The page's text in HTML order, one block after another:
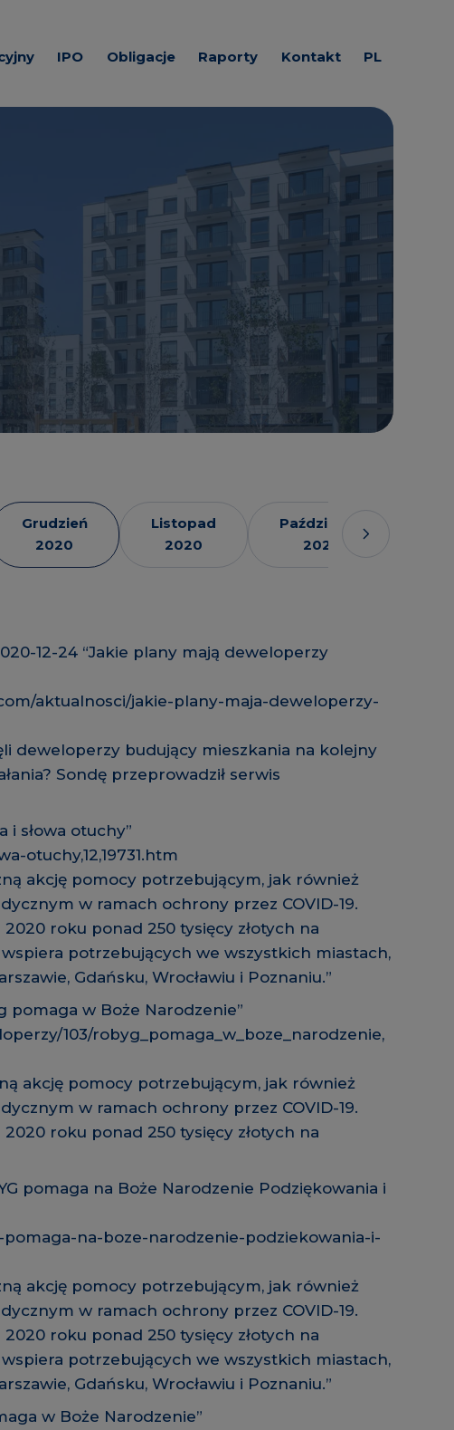
Kapitałowej ROBYG -
IPO Obligacje Raporty
Raporty ESPI
Kontakt
Do pobrania
PL
Grudzień
2020
Listopad
2020
Październik
2020
12-24 “Jakie plany mają deweloperzy
aktualnosci/jakie-plany-maja-deweloperzy-
deweloperzy budujący mieszkania na kolejny
Sondę przeprowadził serwis
i słowa otuchy”
otuchy,12,19731.htm
akcję pomocy potrzebującym, jak również
w ramach ochrony przez COVID-19.
2020 roku ponad 250 tysięcy złotych na
potrzebujących we wszystkich miastach,
Gdańsku, Wrocławiu i Poznaniu.”
pomaga w Boże Narodzenie”
103/robyg_pomaga_w_boze_narodzenie,
akcję pomocy potrzebującym, jak również
w ramach ochrony przez COVID-19.
2020 roku ponad 250 tysięcy złotych na
pomaga na Boże Narodzenie Podziękowania i
na-boze-narodzenie-podziekowania-i-
akcję pomocy potrzebującym, jak również
w ramach ochrony przez COVID-19.
2020 roku ponad 250 tysięcy złotych na
potrzebujących we wszystkich miastach,
Gdańsku, Wrocławiu i Poznaniu.”
w Boże Narodzenie”